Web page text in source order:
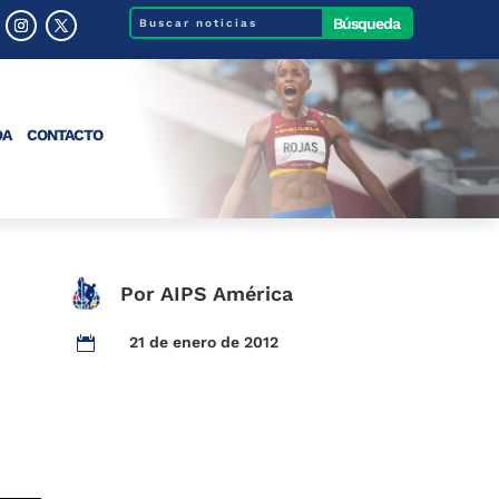
CONTACTO
Por AIPS América
 21 de enero de 2012